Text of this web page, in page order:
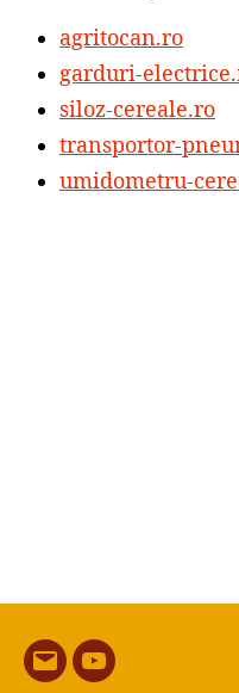
agritocan.ro
garduri-
siloz-cereale.ro
transportor-
umidometru-
EmailYouTube